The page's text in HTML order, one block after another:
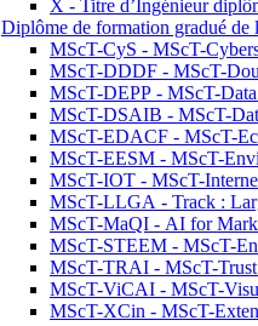
X - Titre d’Ingénieur
Diplôme de formation gradué
MScT-CyS - MScT-
MScT-DDDF - MScT-
MScT-DEPP - MScT-
MScT-DSAIB - MScT-
MScT-EDACF - MScT-
MScT-EESM - MScT-
MScT-IOT - MScT-
MScT-LLGA - Track :
MScT-MaQI - AI for
MScT-STEEM - MScT-
MScT-TRAI - MScT-
MScT-ViCAI - MScT-
MScT-XCin - MScT-